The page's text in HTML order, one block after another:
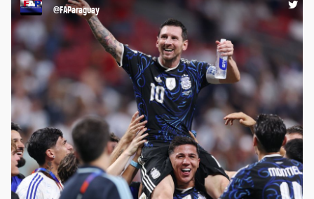
11:56 20-07-26
@FAParaguay